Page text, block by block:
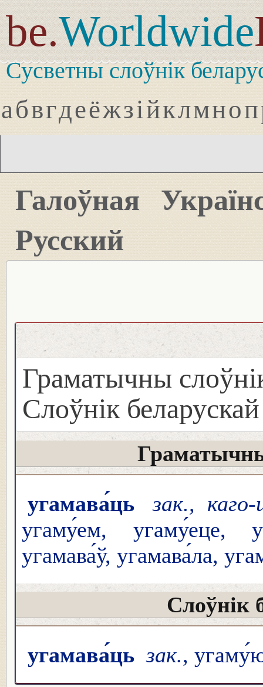
be.Worldwide
Сусветны слоўнік
абвгдеёжзійклмноп
Галоўная
Русский
Граматычны
Слоўнік
угамава́ць
зак.,
угаму́ем, угаму́еце,
угамава́ў, угамава́ла,
Слоўнік
угамава́ць зак.,